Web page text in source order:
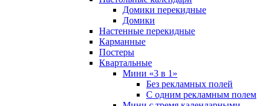
Домики перекидные
Домики
Настенные перекидные
Карманные
Постеры
Квартальные
Мини «3 в 1»
Без рекламных полей
С одним рекламным полем